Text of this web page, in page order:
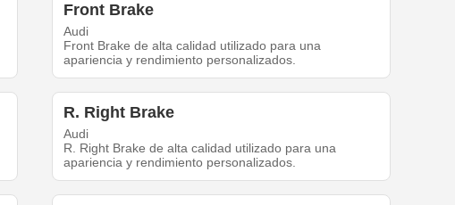
Front Brake
Audi
Front Brake de alta calidad utilizado para una
apariencia y rendimiento personalizados.
R. Right Brake
Audi
R. Right Brake de alta calidad utilizado para una
apariencia y rendimiento personalizados.